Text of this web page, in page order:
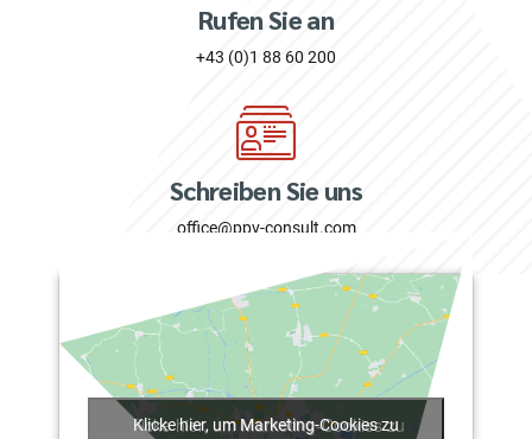
Rufen Sie an
+43 (0)1 88 60 200
Schreiben Sie uns
office@ppv-consult.com
Klicke hier, um Marketing-Cookies zu
Klicke hier, um Marketing-Cookies zu